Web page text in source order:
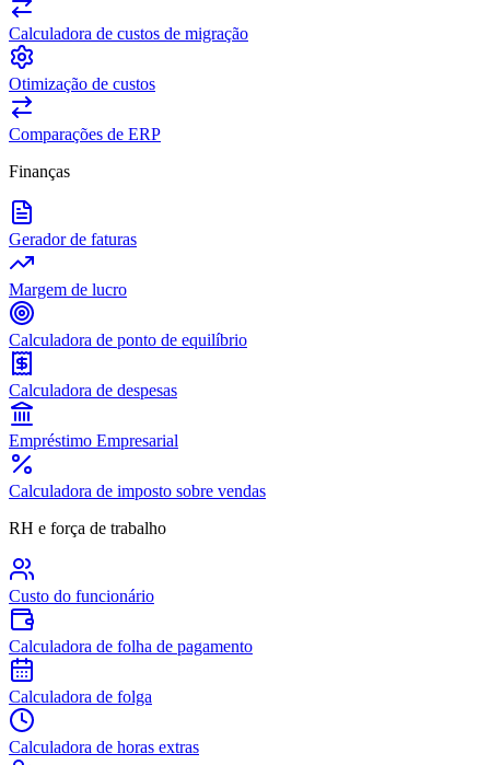
Calculadora de custos de migração
Otimização de custos
Comparações de ERP
Finanças
Gerador de faturas
Margem de lucro
Calculadora de ponto de equilíbrio
Calculadora de despesas
Empréstimo Empresarial
Calculadora de imposto sobre vendas
RH e força de trabalho
Custo do funcionário
Calculadora de folha de pagamento
Calculadora de folga
Calculadora de horas extras